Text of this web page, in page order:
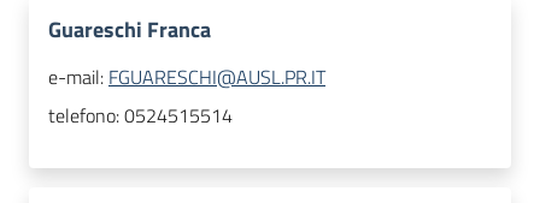
Guareschi Franca
e-mail: FGUARESCHI@AUSL.PR.IT
telefono:0524515514